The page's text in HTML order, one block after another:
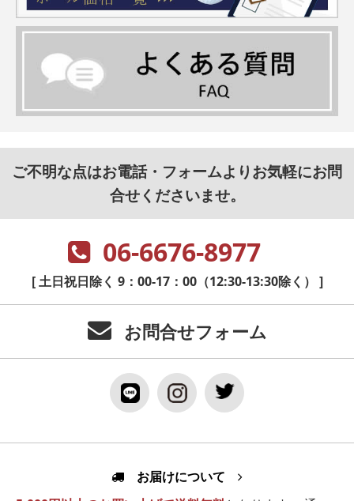
ご不明な点はお電話・フォームよりお気軽にお問
合せくださいませ。
06-6676-8977
[ 土日祝日除く 9：00-17：00（12:30-13:30除く） ]
お問合せフォーム
お届けについて